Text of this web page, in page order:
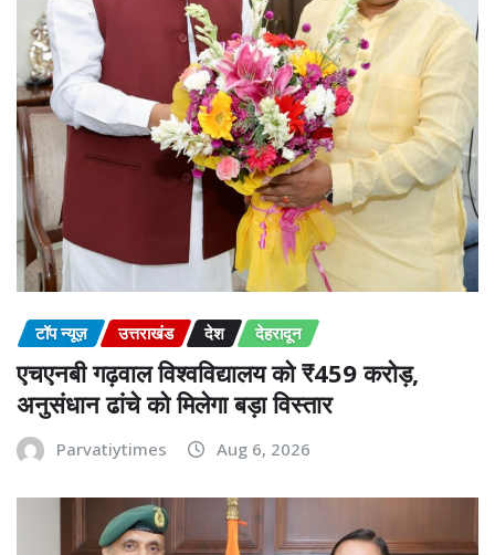
टॉप न्यूज़ उत्तराखंड देश देहरादून
एचएनबी गढ़वाल विश्वविद्यालय को ₹459 करोड़,
अनुसंधान ढांचे को मिलेगा बड़ा विस्तार
Parvatiytimes Aug 6, 2026